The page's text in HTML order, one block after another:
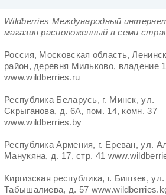
Wildberries Международный
магазин расположенный в семи
Россия, Московская область,
район, деревня Мильково, владение 1
www.wildberries.ru
Республика Беларусь, г. Минск, ул.
Скрыганова, д. 6А, пом. 14, комн. 37
www.wildberries.by
Республика Армения, г. Ереван, ул.
Манукяна, д. 17, стр. 41
Киргизская республика, г. Бишкек, ул.
Табышалиева, д. 57